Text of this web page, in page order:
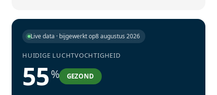
Live data · bijgewerkt op8 augustus 2026
HUIDIGE LUCHTVOCHTIGHEID
55% GEZOND